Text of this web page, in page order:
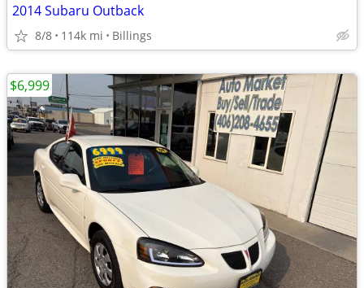
2014 Subaru Outback
8/8 114k mi Billings
$6,999